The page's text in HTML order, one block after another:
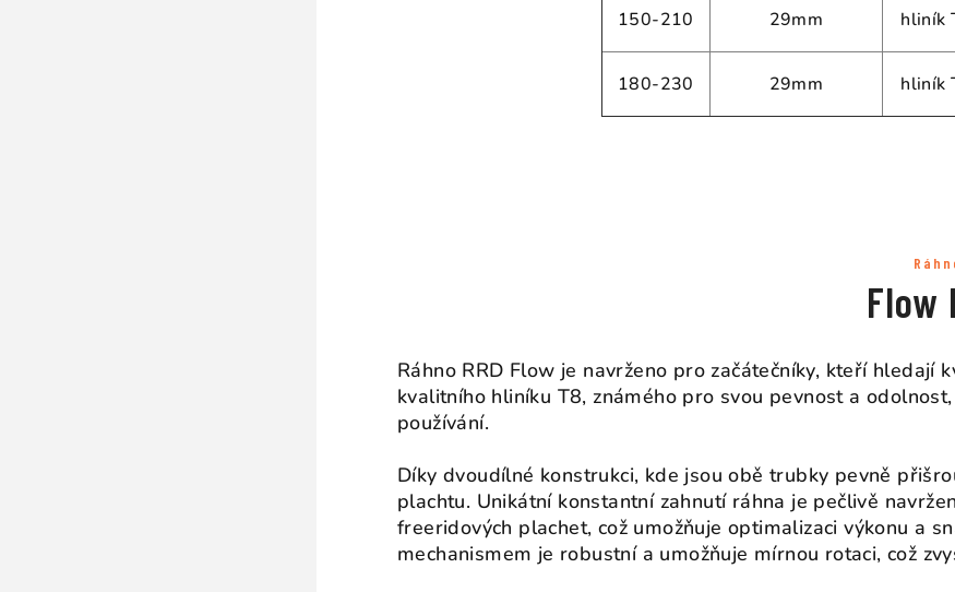
150-210 29mm hliník
180-230 29mm hliník
Flow
Ráhno RRD Flow je navrženo pro začátečníky, kteří
kvalitního hliníku T8, známého pro svou pevnost a
používání.
Díky dvoudílné konstrukci, kde jsou obě trubky pevně
plachtu. Unikátní konstantní zahnutí ráhna je pečlivě
freeridových plachet, což umožňuje optimalizaci výkonu a
mechanismem je robustní a umožňuje mírnou rotaci, což